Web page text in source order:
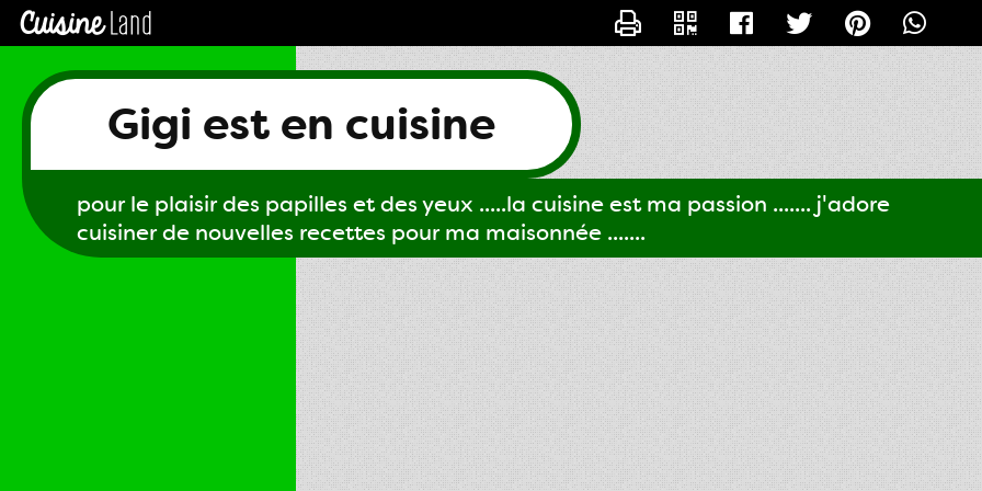
Gigi est en cuisine
pour le plaisir des papilles et des yeux .....la cuisine est ma passion ....... j'adore
cuisiner de nouvelles recettes pour ma maisonnée .......
CONTACTER GIGI61